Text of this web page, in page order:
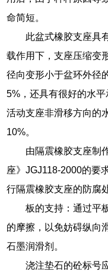
命简短。
此盆式橡胶支座具
载作用下，支座压缩变
径向变形小于盆环外径
5%，还具有很好的水
活动支座非滑移方向的
10%。
由隔震橡胶支座制
座》JGJ118-2000的要
行隔震橡胶支座的防腐
板的支持：通过平
的摩擦，以免妨碍纵向
石墨润滑剂。
浇注垫石的砼标号